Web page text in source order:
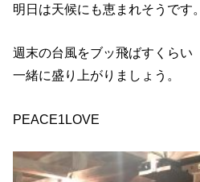
明日は天候にも恵まれそうです。
週末の台風をブッ飛ばすくらい
一緒に盛り上がりましょう。
PEACE1LOVE